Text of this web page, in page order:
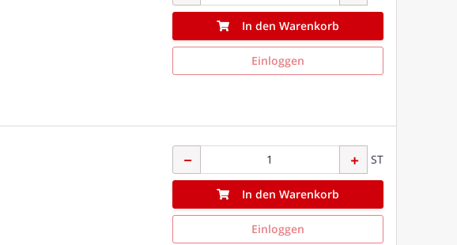
In den Warenkorb
Einloggen
ST
In den Warenkorb
Einloggen